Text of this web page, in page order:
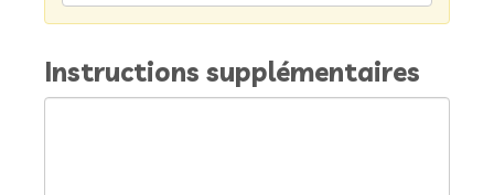
Instructions supplémentaires